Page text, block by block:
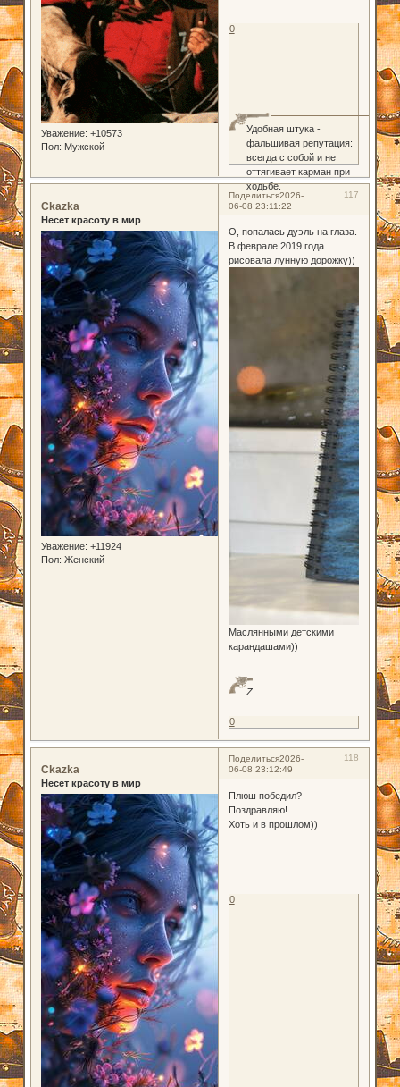
Уважение: +10573
Пол: Мужской
Удобная штука -
фальшивая репутация:
всегда с собой и не
оттягивает карман при
ходьбе.
0
Поделиться 117
2026-
06-08 23:11:22
Ckazka
Несет красоту в мир
Уважение: +11924
Пол: Женский
О, попалась дуэль на глаза.
В феврале 2019 года
рисовала лунную дорожку))
Маслянными детскими
карандашами))
Z
0
Поделиться 118
2026-
06-08 23:12:49
Ckazka
Несет красоту в мир
Плюш победил?
Поздравляю!
Хоть и в прошлом))
0